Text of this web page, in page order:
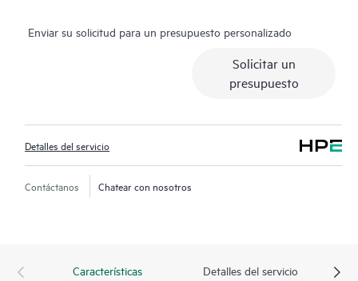
procesos largos de diagnóstico, y reciben orientación sobre el
Asimismo, el servicio incluye acceso a un portal de servicios
HPE mejorado, que ofrece datos procesables, gestión de
lo que garantiza la excelencia operativa y la optimización del
rendimiento del extremo a la nube.
Enviar su solicitud para un presupuesto personalizado
Solicitar un
presupuesto
Detalles del servicio
Contáctanos Chatear con nosotros
Características Detalles del servicio